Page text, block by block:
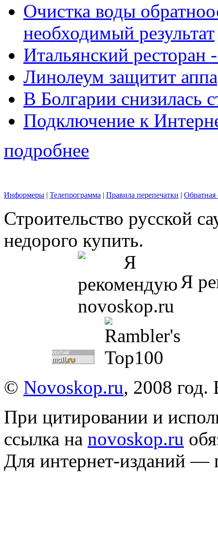
Очистка воды
необходимый результат
Итальянский
Линолеум защитит
В Болгарии снизилась
Подключение к
подробнее
Информеры | Телепрограмма | Правила перепечатки | Обратная
Строительство русской
недорого купить.
Я
© Novoskop.ru, 2008
При цитировании и
ссылка на novoskop.ru
Для интернет-изданий —